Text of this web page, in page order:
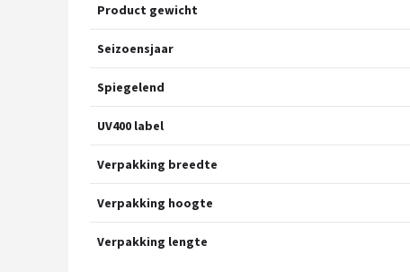
Product gewicht
Seizoensjaar
Spiegelend
UV400 label
Verpakking breedte
Verpakking hoogte
Verpakking lengte